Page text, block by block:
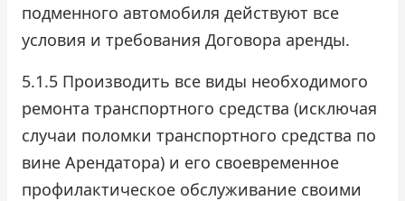
подменного автомобиля действуют все
условия и требования Договора аренды.
5.1.5 Производить все виды необходимого
ремонта транспортного средства (исключая
случаи поломки транспортного средства по
вине Арендатора) и его своевременное
профилактическое обслуживание своими